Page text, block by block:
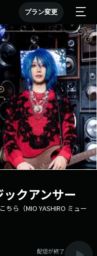
プラン変更
クアンサー
ら（MIO YASHIRO ミュー
配信が終了